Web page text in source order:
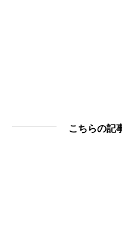
こちらの記